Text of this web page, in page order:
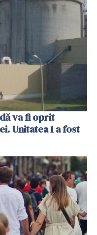
va fi oprit
Unitatea 1 a fost